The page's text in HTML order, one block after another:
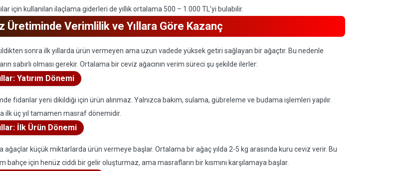
için kullanılan ilaçlama giderleri de yıllık ortalama 500 – 1.000 TL’yi bulabilir.
Üretiminde Verimlilik ve Yıllara Göre Kazanç
sonra ilk yıllarda ürün vermeyen ama uzun vadede yüksek getiri sağlayan bir ağaçtır. Bu nedenle
sabırlı olması gerekir. Ortalama bir ceviz ağacının verim süreci şu şekilde ilerler:
Yatırım Dönemi
fidanlar yeni dikildiği için ürün alınmaz. Yalnızca bakım, sulama, gübreleme ve budama işlemleri yapılır.
ilk üç yıl tamamen masraf dönemidir.
İlk Ürün Dönemi
ağaçlar küçük miktarlarda ürün vermeye başlar. Ortalama bir ağaç yılda 2-5 kg arasında kuru ceviz verir. Bu
bahçe için henüz ciddi bir gelir oluşturmaz, ama masrafların bir kısmını karşılamaya başlar.